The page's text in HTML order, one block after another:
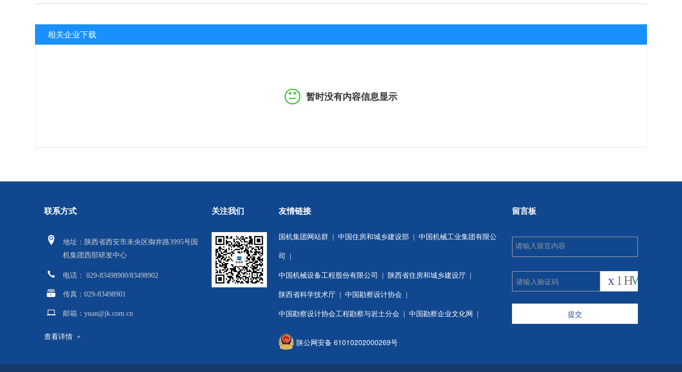
相关企业下载
暂时没有内容信息显示
联系方式
地址：陕西省西安市未央区御井路3995号国
机集团西部研发中心
电话： 029-83498900/83498902
传真： 029-83498901
邮箱： yuan@jk.com.cn
查看详情 +
关注我们 友情链接
国机集团网站群 中国住房和城乡建设部 中国机械工业集团有限公
司
中国机械设备工程股份有限公司 陕西省住房和城乡建设厅
陕西省科学技术厅 |中国勘察设计协会
中国勘察设计协会工程勘察与岩土分会 | 中国勘察企业文化网 |
陕公网安备 61010202000269号
留言板
提交